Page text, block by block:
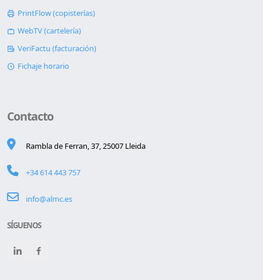
PrintFlow (copisterías)
WebTV (cartelería)
VeriFactu (facturación)
Fichaje horario
Contacto
Rambla de Ferran, 37, 25007 Lleida
+34 614 443 757
info@almc.es
SÍGUENOS